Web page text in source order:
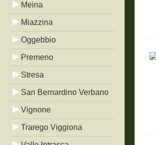
Meina
Miazzina
Oggebbio
Premeno
Stresa
San Bernardino Verbano
Vignone
Trarego Viggiona